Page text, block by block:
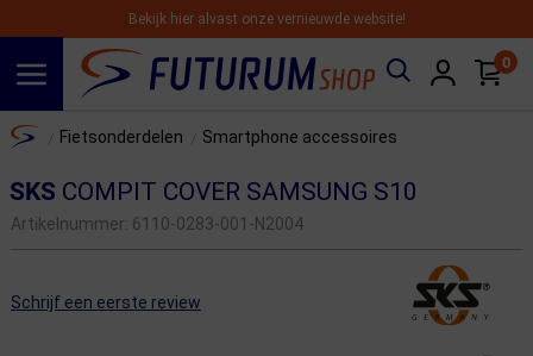
Bekijk hier alvast onze vernieuwde website!
0
Home Fietsonderdelen Smartphone accessoires
SKS COMPIT COVER SAMSUNG S10
Artikelnummer: 6110-0283-001-N2004
Schrijf een eerste review